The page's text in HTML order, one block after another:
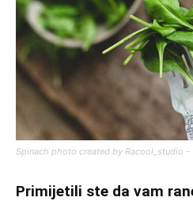
Spinach photo created by Racool_studio -
Primijetili ste da vam